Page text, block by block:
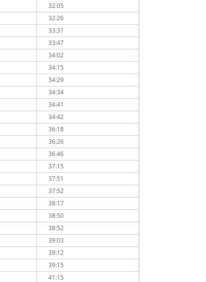
32:05
32:26
33:31
33:47
34:02
34:15
34:29
34:34
34:41
34:42
36:18
36:26
36:46
37:15
37:51
37:52
38:17
38:50
38:52
39:03
39:12
39:15
41:15